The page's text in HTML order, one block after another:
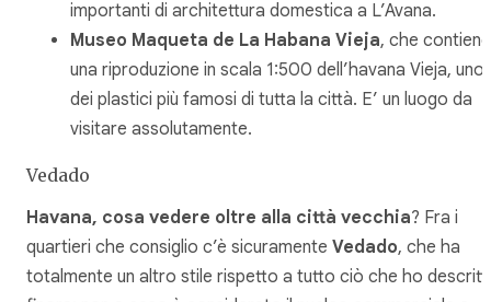
importanti di architettura domestica a L’Avana.
Museo Maqueta de La Habana Vieja, che contiene
una riproduzione in scala 1:500 dell’havana Vieja, uno
dei plastici più famosi di tutta la città. E’ un luogo da
visitare assolutamente.
Vedado
Havana, cosa vedere oltre alla città vecchia? Fra i
quartieri che consiglio c’è sicuramente Vedado, che ha
totalmente un altro stile rispetto a tutto ciò che ho